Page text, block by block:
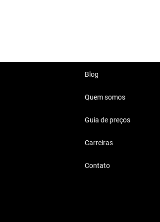
e viagens.
Blog
Quem somos
Guia de preços
Carreiras
Contato